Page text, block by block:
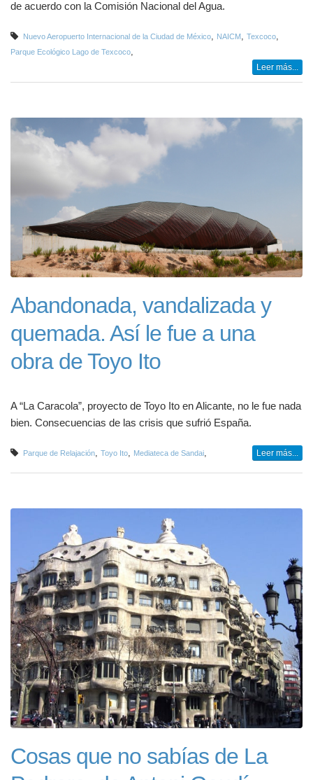
de acuerdo con la Comisión Nacional del Agua.
Nuevo Aeropuerto Internacional de la Ciudad de México, NAICM, Texcoco,
Parque Ecológico Lago de Texcoco,
Leer más...
Abandonada, vandalizada y
quemada. Así le fue a una
obra de Toyo Ito
A “La Caracola”, proyecto de Toyo Ito en Alicante, no le fue nada
bien. Consecuencias de las crisis que sufrió España.
Parque de Relajación, Toyo Ito, Mediateca de Sandai, Leer más...
Cosas que no sabías de La